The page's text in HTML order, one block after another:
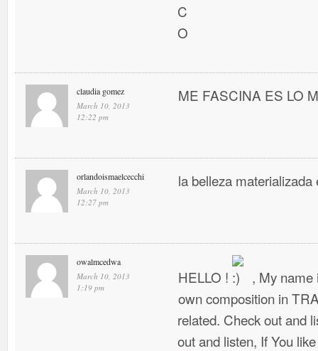
C
O
claudia gomez
March 10, 2013
12:22 pm
ME FASCINA ES LO
orlandoismaelcecchi
March 10, 2013
12:27 pm
la belleza materializada
owalmcedwa
March 10, 2013
1:19 pm
HELLO !
, My name
own composition in
related. Check out and
out and listen, If You